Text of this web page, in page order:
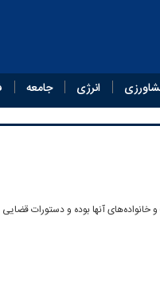
انرژی جامعه
آنها بوده و دستورات قضایی